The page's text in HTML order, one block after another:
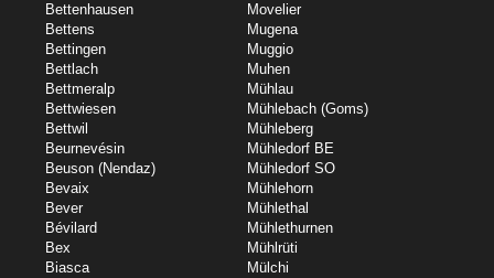
Bettenhausen
Bettens
Bettingen
Bettlach
Bettmeralp
Bettwiesen
Bettwil
Beurnevésin
Beuson (Nendaz)
Bevaix
Bever
Bévilard
Bex
Biasca
Movelier
Mugena
Muggio
Muhen
Mühlau
Mühlebach (Goms)
Mühleberg
Mühledorf BE
Mühledorf SO
Mühlehorn
Mühlethal
Mühlethurnen
Mühlrüti
Mülchi